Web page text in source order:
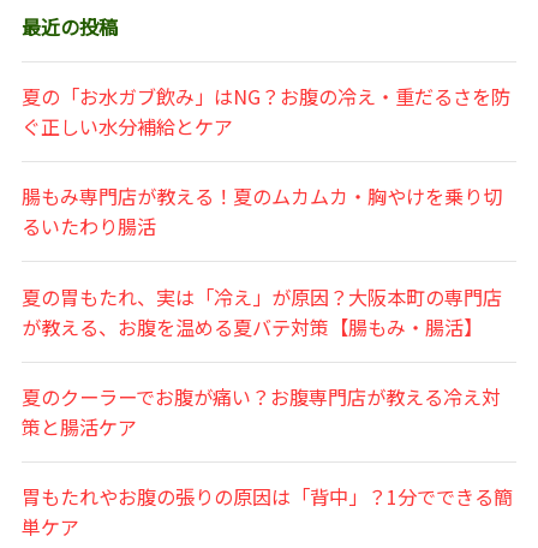
最近の投稿
夏の「お水ガブ飲み」はNG？お腹の冷え・重だるさを防
ぐ正しい水分補給とケア
腸もみ専門店が教える！夏のムカムカ・胸やけを乗り切
るいたわり腸活
夏の胃もたれ、実は「冷え」が原因？大阪本町の専門店
が教える、お腹を温める夏バテ対策【腸もみ・腸活】
夏のクーラーでお腹が痛い？お腹専門店が教える冷え対
策と腸活ケア
胃もたれやお腹の張りの原因は「背中」？1分でできる簡
単ケア